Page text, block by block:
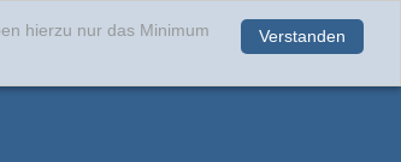
Verstanden
hierzu nur das Minimum